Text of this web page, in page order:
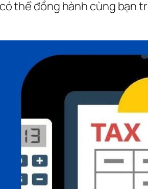
thể đồng hành cùng bạn